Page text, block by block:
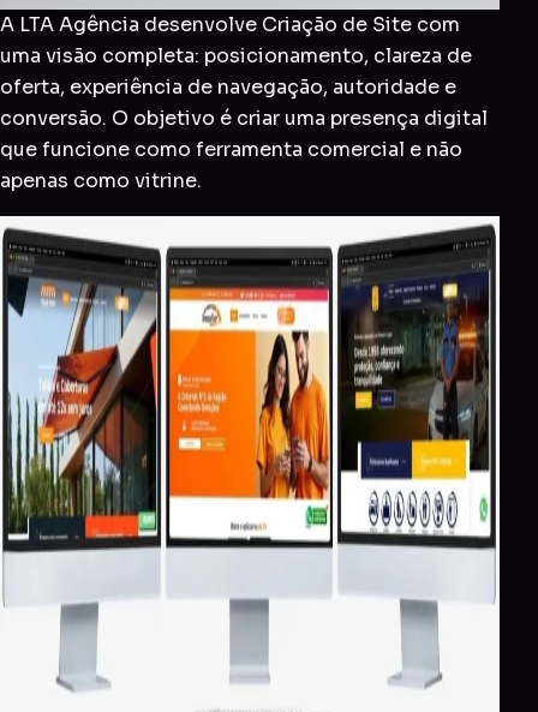
A LTA Agência desenvolve Criação de Site com
uma visão completa: posicionamento, clareza de
oferta, experiência de navegação, autoridade e
conversão. O objetivo é criar uma presença digital
que funcione como ferramenta comercial e não
apenas como vitrine.